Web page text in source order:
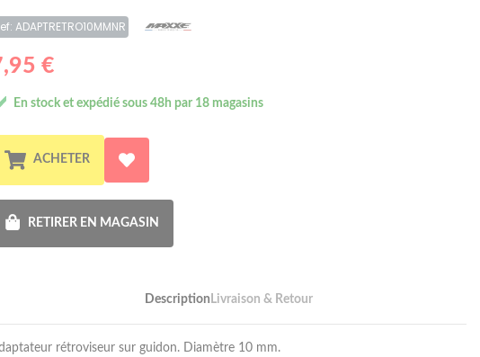
ADAPTRETRO10MMNR
€
En stock et expédié sous 48h par 18 magasins
ACHETER
RETIRER EN MAGASIN
Description Livraison & Retour
rétroviseur sur guidon. Diamètre 10 mm.